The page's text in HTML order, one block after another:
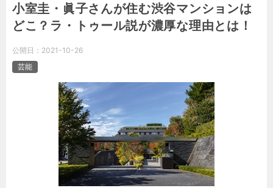
小室圭・眞子さんが住む渋谷マンションは
どこ？ラ・トゥール説が濃厚な理由とは！
公開日： 2021-10-26
芸能